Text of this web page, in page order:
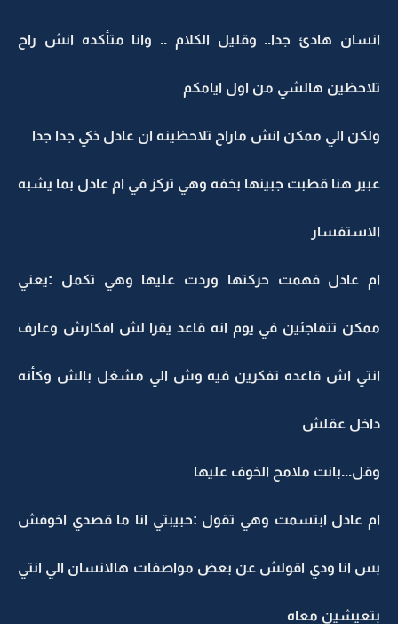
انسان هادئ جدا.. وقليل الكلام .. وانا متأكده انش راح
تلاحظين هالشي من اول ايامكم
ولكن الي ممكن انش ماراح تلاحظينه ان عادل ذكي جدا جدا
عبير هنا قطبت جبينها بخفه وهي تركز في ام عادل بما يشبه
الاستفسار
ام عادل فهمت حركتها وردت عليها وهي تكمل :يعني
ممكن تتفاجئين في يوم انه قاعد يقرا لش افكارش وعارف
انتي اش قاعده تفكرين فيه وش الي مشغل بالش وكأنه
داخل عقلش
وقل...بانت ملامح الخوف عليها
ام عادل ابتسمت وهي تقول :حبيبتي انا ما قصدي اخوفش
بس انا ودي اقولش عن بعض مواصفات هالانسان الي انتي
بتعيشين معاه